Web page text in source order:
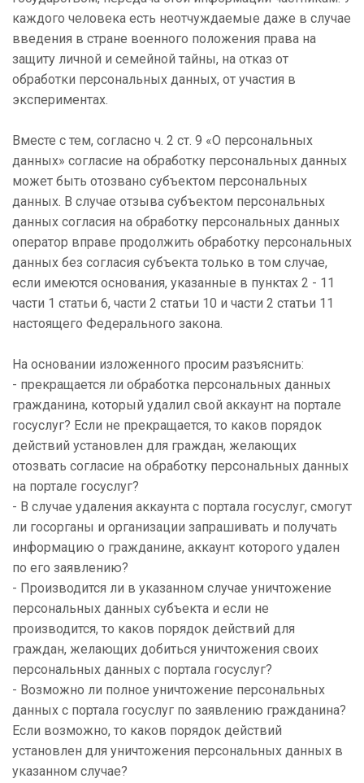
каждого человека есть неотчуждаемые даже в случае
введения в стране военного положения права на
защиту личной и семейной тайны, на отказ от
обработки персональных данных, от участия в
экспериментах.
Вместе с тем, согласно ч. 2 ст. 9 «О персональных
данных» согласие на обработку персональных данных
может быть отозвано субъектом персональных
данных. В случае отзыва субъектом персональных
данных согласия на обработку персональных данных
оператор вправе продолжить обработку персональных
данных без согласия субъекта только в том случае,
если имеются основания, указанные в пунктах 2 - 11
части 1 статьи 6, части 2 статьи 10 и части 2 статьи 11
настоящего Федерального закона.
На основании изложенного просим разъяснить:
- прекращается ли обработка персональных данных
гражданина, который удалил свой аккаунт на портале
госуслуг? Если не прекращается, то каков порядок
действий установлен для граждан, желающих
отозвать согласие на обработку персональных данных
на портале госуслуг?
- В случае удаления аккаунта с портала госуслуг, смогут
ли госорганы и организации запрашивать и получать
информацию о гражданине, аккаунт которого удален
по его заявлению?
- Производится ли в указанном случае уничтожение
персональных данных субъекта и если не
производится, то каков порядок действий для
граждан, желающих добиться уничтожения своих
персональных данных с портала госуслуг?
- Возможно ли полное уничтожение персональных
данных с портала госуслуг по заявлению гражданина?
Если возможно, то каков порядок действий
установлен для уничтожения персональных данных в
указанном случае?